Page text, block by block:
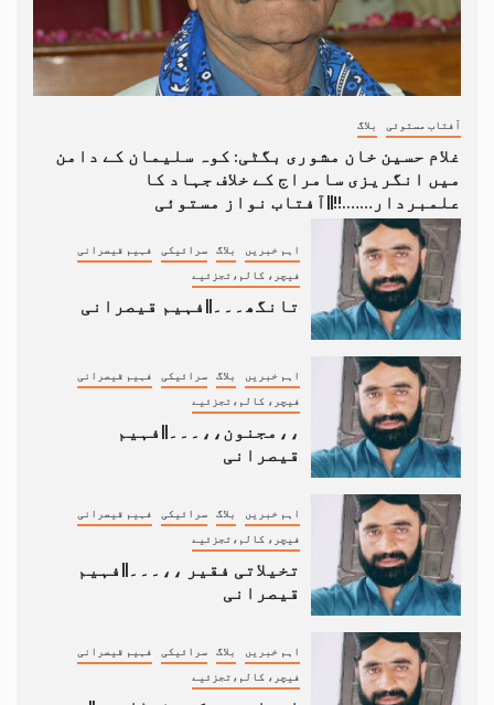
آفتاب مستوئی بلاگ
غلام حسین خان مشوری بگٹی: کوہ سلیمان کے دامن
میں انگریزی سامراج کے خلاف جہاد کا
علمبردار…….!!||آفتاب نواز مستوئی
اہم خبریں بلاگ سرائیکی فہیم قیصرانی
فیچر، کالم،تجزئیے
تانگھ۔۔۔||فہیم قیصرانی
اہم خبریں بلاگ سرائیکی فہیم قیصرانی
فیچر، کالم،تجزئیے
،،مجنون،،۔۔۔||فہیم
قیصرانی
اہم خبریں بلاگ سرائیکی فہیم قیصرانی
فیچر، کالم،تجزئیے
تخیلاتی فقیر ،،۔۔۔||فہیم
قیصرانی
اہم خبریں بلاگ سرائیکی فہیم قیصرانی
فیچر، کالم،تجزئیے